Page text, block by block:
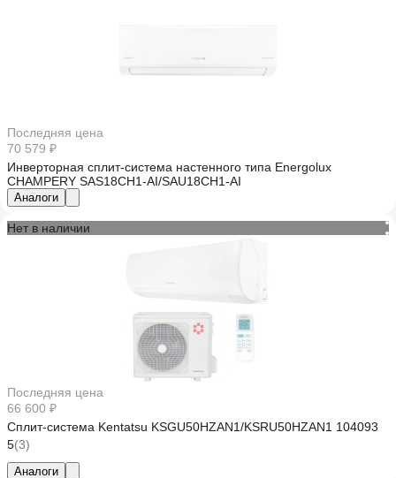
Последняя цена
70 579 ₽
Инверторная сплит-система настенного типа Energolux
CHAMPERY SAS18CH1-AI/SAU18CH1-AI
Аналоги
Нет в наличии
Последняя цена
66 600 ₽
Сплит-система Kentatsu KSGU50HZAN1/KSRU50HZAN1 104093
5(3)
Аналоги